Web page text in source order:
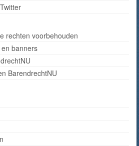
rechten voorbehouden
banners
BarendrechtNU